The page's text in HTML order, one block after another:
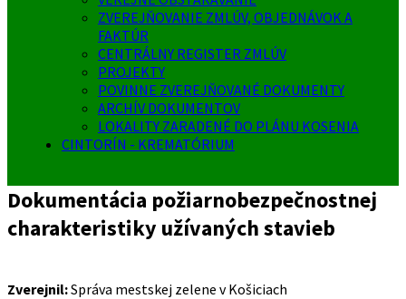
ZVEREJŇOVANIE ZMLÚV, OBJEDNÁVOK A
FAKTÚR
CENTRÁLNY REGISTER ZMLÚV
PROJEKTY
POVINNE ZVEREJŇOVANÉ DOKUMENTY
ARCHÍV DOKUMENTOV
LOKALITY ZARADENÉ DO PLÁNU KOSENIA
CINTORÍN - KREMATÓRIUM
Dokumentácia požiarnobezpečnostnej
charakteristiky užívaných stavieb
Zverejnil:Správa mestskej zelene v Košiciach